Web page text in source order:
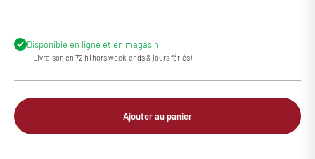
Disponible en ligne et en magasin
Livraison en 72 h (hors week-ends & jours fériés)
Ajouter au panier